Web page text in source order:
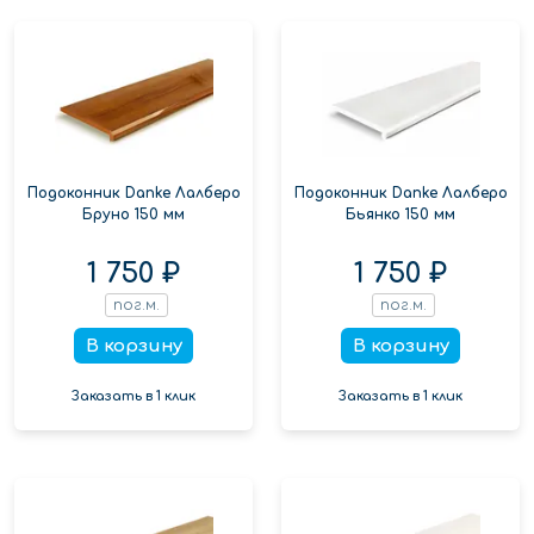
Подоконник Danke Лалберо
Бруно 150 мм
1 750 ₽
пог.м.
В корзину
Заказать в 1 клик
Подоконник Danke Лалберо
Бьянко 150 мм
1 750 ₽
пог.м.
В корзину
Заказать в 1 клик